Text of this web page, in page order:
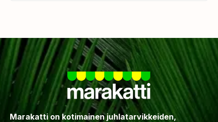
Marakatti on kotimainen juhlatarvikkeiden,